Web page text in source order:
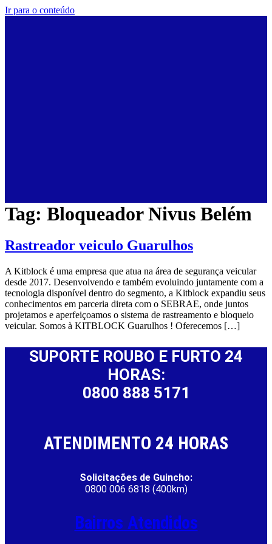
Ir para o conteúdo
Tag: Bloqueador Nivus Belém
Rastreador veiculo Guarulhos
A Kitblock é uma empresa que atua na área de segurança veicular
desde 2017. Desenvolvendo e também evoluindo juntamente com a
tecnologia disponível dentro do segmento, a Kitblock expandiu seus
conhecimentos em parceria direta com o SEBRAE, onde juntos
projetamos e aperfeiçoamos o sistema de rastreamento e bloqueio
veicular. Somos à KITBLOCK Guarulhos ! Oferecemos […]
SUPORTE ROUBO E FURTO 24
HORAS:
0800 888 5171
ATENDIMENTO 24 HORAS
Solicitações de Guincho:
0800 006 6818 (400km)
Bairros Atendidos